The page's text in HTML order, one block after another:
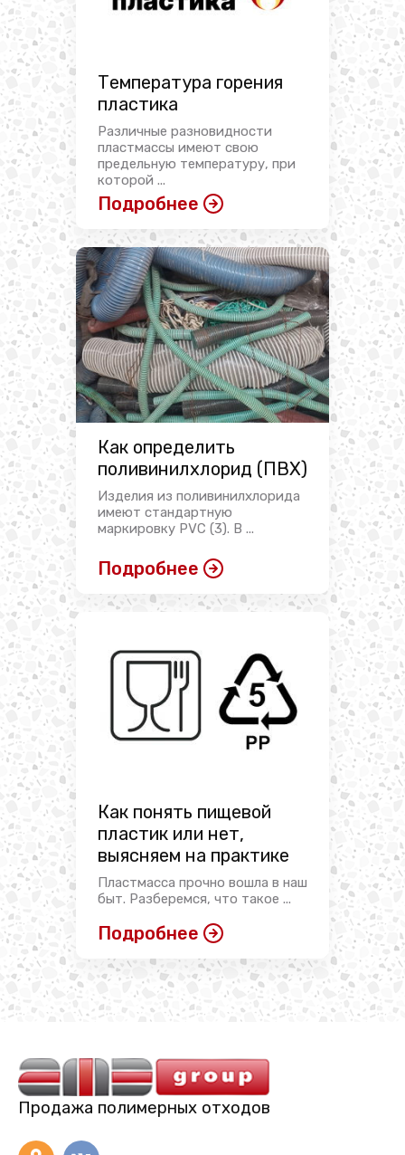
Температура горения
пластика
Различные разновидности
пластмассы имеют свою
предельную температуру, при
которой ...
Подробнее
Как определить
поливинилхлорид (ПВХ)
Изделия из поливинилхлорида
имеют стандартную
маркировку PVC (3). В ...
Подробнее
Как понять пищевой
пластик или нет,
выясняем на практике
Пластмасса прочно вошла в наш
быт. Разберемся, что такое ...
Подробнее
Продажа полимерных отходов